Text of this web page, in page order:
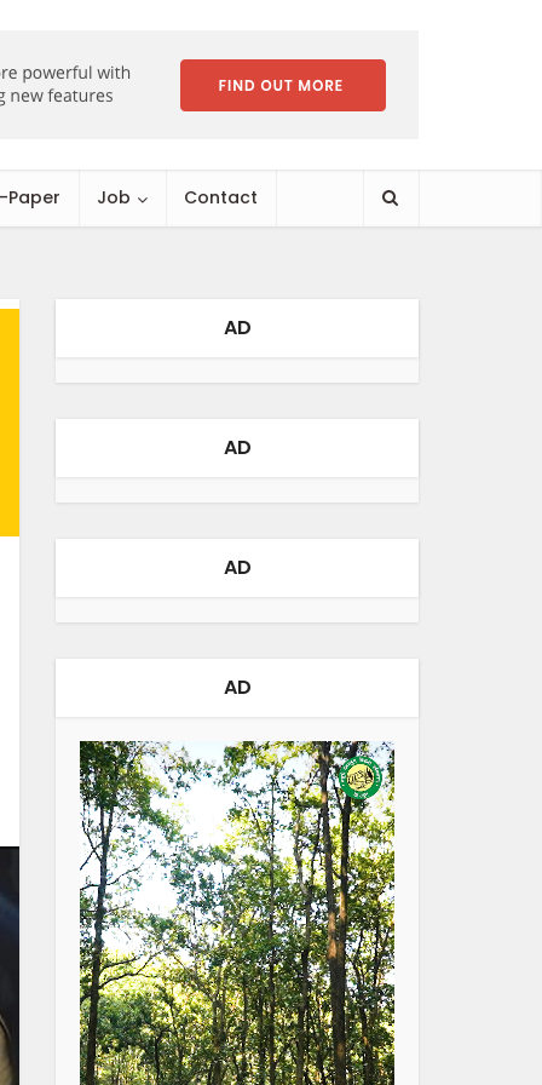
Paper Job Contact
AD
AD
AD
AD